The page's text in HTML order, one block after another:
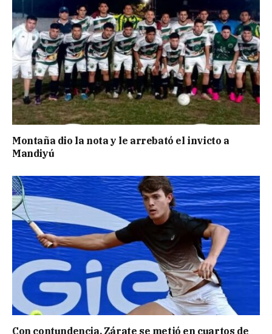
Montaña dio la nota y le arrebató el invicto a
Mandiyú
Con contundencia, Zárate se metió en cuartos de